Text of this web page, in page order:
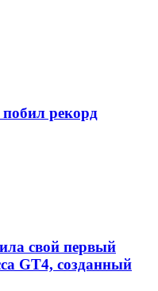
рекорд
свой первый
GT4, созданный